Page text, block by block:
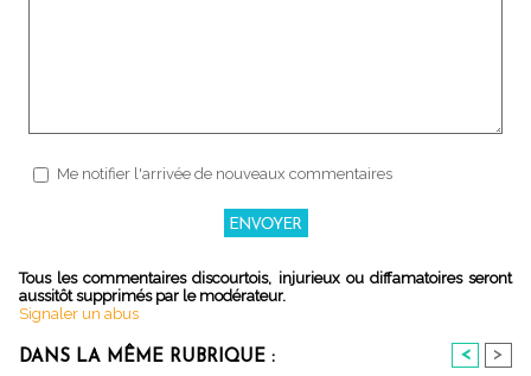
Me notifier l'arrivée de nouveaux commentaires
Tous les commentaires discourtois, injurieux ou diffamatoires seront
aussitôt supprimés par le modérateur.
Signaler un abus
DANS LA MÊME RUBRIQUE : < >